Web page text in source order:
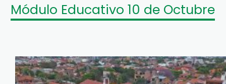
Módulo Educativo 10 de Octubre